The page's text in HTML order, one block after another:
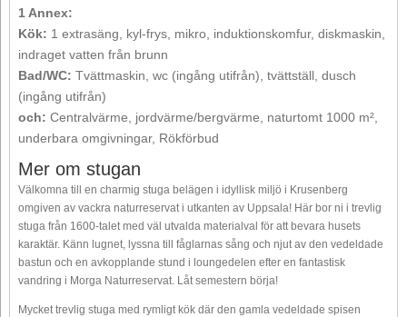
1 Annex:
Kök: 1 extrasäng, kyl-frys, mikro, induktionskomfur, diskmaskin,
indraget vatten från brunn
Bad/WC: Tvättmaskin, wc (ingång utifrån), tvättställ, dusch
(ingång utifrån)
och: Centralvärme, jordvärme/bergvärme, naturtomt 1000 m²,
underbara omgivningar, Rökförbud
Mer om stugan
Välkomna till en charmig stuga belägen i idyllisk miljö i Krusenberg
omgiven av vackra naturreservat i utkanten av Uppsala! Här bor ni i trevlig
stuga från 1600-talet med väl utvalda materialval för att bevara husets
karaktär. Känn lugnet, lyssna till fåglarnas sång och njut av den vedeldade
bastun och en avkopplande stund i loungedelen efter en fantastisk
vandring i Morga Naturreservat. Låt semestern börja!
Mycket trevlig stuga med rymligt kök där den gamla vedeldade spisen